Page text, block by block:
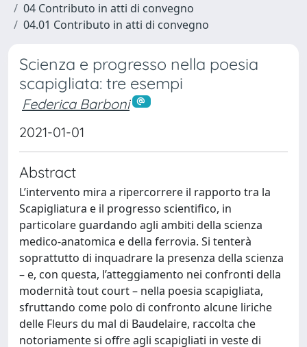
04 Contributo in atti di convegno
04.01 Contributo in atti di convegno
Scienza e progresso nella poesia
scapigliata: tre esempi
Federica Barboni
2021-01-01
Abstract
L’intervento mira a ripercorrere il rapporto tra la
Scapigliatura e il progresso scientifico, in
particolare guardando agli ambiti della scienza
medico-anatomica e della ferrovia. Si tenterà
soprattutto di inquadrare la presenza della scienza
– e, con questa, l’atteggiamento nei confronti della
modernità tout court – nella poesia scapigliata,
sfruttando come polo di confronto alcune liriche
delle Fleurs du mal di Baudelaire, raccolta che
notoriamente si offre agli scapigliati in veste di